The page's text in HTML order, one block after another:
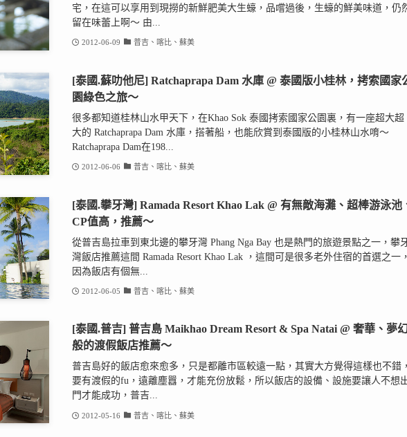
宅，在這可以享用到現撈的新鮮肥美大生蠔，品嚐過後，生蠔的鮮美味道，仍
留在味蕾上啊～ 由...
2012-06-09 普吉、喀比、蘇美
[泰國.蘇叻他尼] Ratchaprapa Dam 水庫 @ 泰國版小桂林，拷索國家
園綠色之旅～
很多都知道桂林山水甲天下，在Khao Sok 泰國拷索國家公園裏，有一座超大超
大的 Ratchaprapa Dam 水庫，搭著船，也能欣賞到泰國版的小桂林山水唷～
Ratchaprapa Dam在198...
2012-06-06 普吉、喀比、蘇美
[泰國.攀牙灣] Ramada Resort Khao Lak @ 有無敵海灘、超棒游泳池
CP值高，推薦～
從普吉島拉車到東北邊的攀牙灣 Phang Nga Bay 也是熱門的旅遊景點之一，攀
灣飯店推薦這間 Ramada Resort Khao Lak ，這間可是很多老外住宿的首選之一，
因為飯店有個無...
2012-06-05 普吉、喀比、蘇美
[泰國.普吉] 普吉島 Maikhao Dream Resort & Spa Natai @ 奢華、夢
般的渡假飯店推薦～
普吉島好的飯店愈來愈多，只是都離市區較遠一點，其實大方覺得這樣也不錯，
要有渡假的fu，遠離塵囂，才能充份放鬆，所以飯店的設備、設施要讓人不想
門才能成功，普吉...
2012-05-16 普吉、喀比、蘇美